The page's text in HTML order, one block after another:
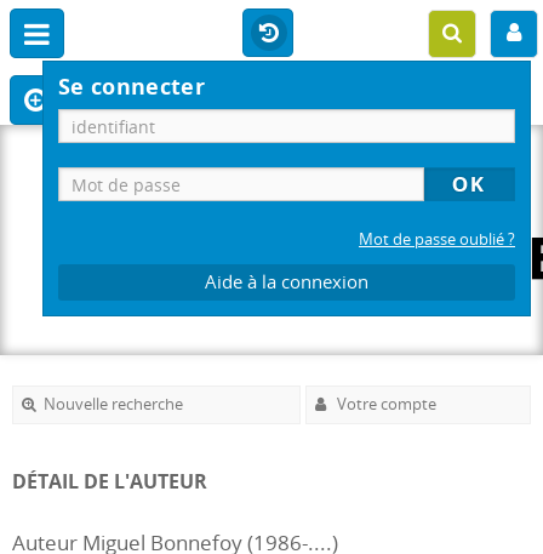
Se connecter
Mot de passe oublié ?
Aide à la connexion
Nouvelle recherche Votre compte
DÉTAIL DE L'AUTEUR
Auteur Miguel Bonnefoy (1986-....)